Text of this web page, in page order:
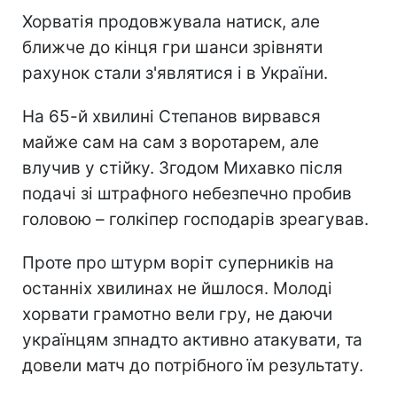
Хорватія продовжувала натиск, але
ближче до кінця гри шанси зрівняти
рахунок стали з'являтися і в України.
На 65-й хвилині Степанов вирвався
майже сам на сам з воротарем, але
влучив у стійку. Згодом Михавко після
подачі зі штрафного небезпечно пробив
головою – голкіпер господарів зреагував.
Проте про штурм воріт суперників на
останніх хвилинах не йшлося. Молоді
хорвати грамотно вели гру, не даючи
українцям зпнадто активно атакувати, та
довели матч до потрібного їм результату.